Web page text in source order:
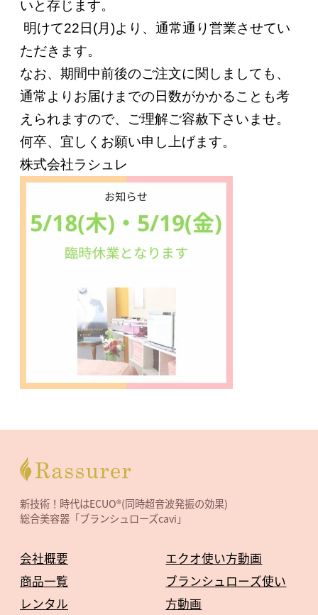
いと存じます。
明けて22日(月)より、通常通り営業させてい
ただきます。
なお、期間中前後のご注文に関しましても、
通常よりお届けまでの日数がかかることも考
えられますので、ご理解ご容赦下さいませ。
何卒、宜しくお願い申し上げます。
株式会社ラシュレ
新技術！時代はECUO®(同時超音波発振の効果)
総合美容器「ブランシュローズcavi」
会社概要
商品一覧
レンタル
エクオ使い方動画
ブランシュローズ使い
方動画